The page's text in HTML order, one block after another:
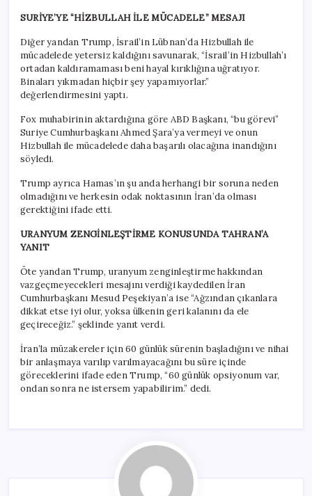
SURİYE’YE “HİZBULLAH İLE MÜCADELE” MESAJI
Diğer yandan Trump, İsrail’in Lübnan’da Hizbullah ile
mücadelede yetersiz kaldığını savunarak, “İsrail’in Hizbullah’ı
ortadan kaldıramaması beni hayal kırıklığına uğratıyor.
Binaları yıkmadan hiçbir şey yapamıyorlar.”
değerlendirmesini yaptı.
Fox muhabirinin aktardığına göre ABD Başkanı, “bu görevi”
Suriye Cumhurbaşkanı Ahmed Şara’ya vermeyi ve onun
Hizbullah ile mücadelede daha başarılı olacağına inandığını
söyledi.
Trump ayrıca Hamas’ın şu anda herhangi bir soruna neden
olmadığını ve herkesin odak noktasının İran’da olması
gerektiğini ifade etti.
URANYUM ZENGİNLEŞTİRME KONUSUNDA TAHRAN’A
YANIT
Öte yandan Trump, uranyum zenginleştirme hakkından
vazgeçmeyecekleri mesajını verdiği kaydedilen İran
Cumhurbaşkanı Mesud Peşekiyan’a ise “Ağzından çıkanlara
dikkat etse iyi olur, yoksa ülkenin geri kalanını da ele
geçireceğiz.” şeklinde yanıt verdi.
İran’la müzakereler için 60 günlük sürenin başladığını ve nihai
bir anlaşmaya varılıp varılmayacağını bu süre içinde
göreceklerini ifade eden Trump, “60 günlük opsiyonum var,
ondan sonra ne istersem yapabilirim.” dedi.